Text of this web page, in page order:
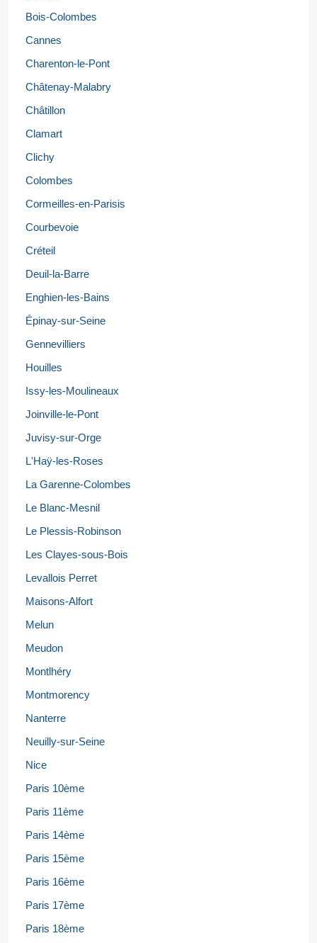
Bois-Colombes
Cannes
Charenton-le-Pont
Châtenay-Malabry
Châtillon
Clamart
Clichy
Colombes
Cormeilles-en-Parisis
Courbevoie
Créteil
Deuil-la-Barre
Enghien-les-Bains
Épinay-sur-Seine
Gennevilliers
Houilles
Issy-les-Moulineaux
Joinville-le-Pont
Juvisy-sur-Orge
L'Haÿ-les-Roses
La Garenne-Colombes
Le Blanc-Mesnil
Le Plessis-Robinson
Les Clayes-sous-Bois
Levallois Perret
Maisons-Alfort
Melun
Meudon
Montlhéry
Montmorency
Nanterre
Neuilly-sur-Seine
Nice
Paris 10ème
Paris 11ème
Paris 14ème
Paris 15ème
Paris 16ème
Paris 17ème
Paris 18ème